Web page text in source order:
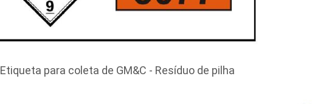
Etiqueta para coleta de GM&C - Resíduo de pilha